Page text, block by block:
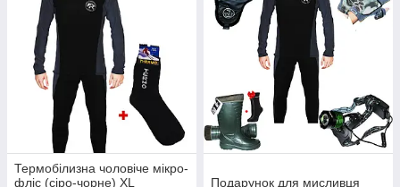
Термобілизна чоловіче мікро-
фліс (сіро-чорне) XL
Подарунок для мисливця